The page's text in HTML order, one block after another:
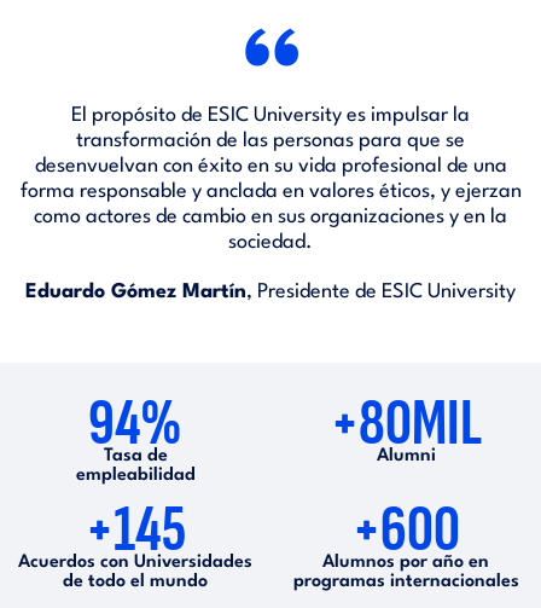
“
El propósito de ESIC University es impulsar la
transformación de las personas para que se
desenvuelvan con éxito en su vida profesional de una
forma responsable y anclada en valores éticos, y ejerzan
como actores de cambio en sus organizaciones y en la
sociedad.
Eduardo Gómez Martín, Presidente de ESIC University
94%
Tasa de
empleabilidad
+80MIL
Alumni
+145
Acuerdos con Universidades
de todo el mundo
+600
Alumnos por año en
programas internacionales